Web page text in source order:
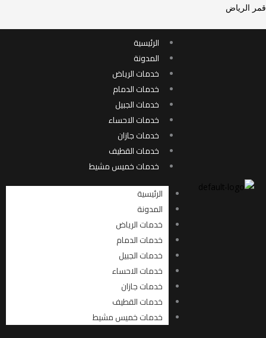
تخطي
قمر الرياض
الرئيسية
المدونة
خدمات الرياض
خدمات الدمام
خدمات الجبيل
خدمات الاحساء
خدمات جازان
خدمات القطيف
خدمات خميس مشيط
الرئيسية
المدونة
خدمات الرياض
خدمات الدمام
خدمات الجبيل
خدمات الاحساء
خدمات جازان
خدمات القطيف
خدمات خميس مشيط